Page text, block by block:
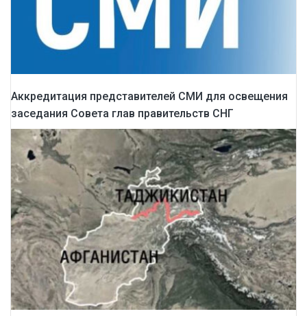
Аккредитация представителей СМИ для освещения
заседания Совета глав правительств СНГ